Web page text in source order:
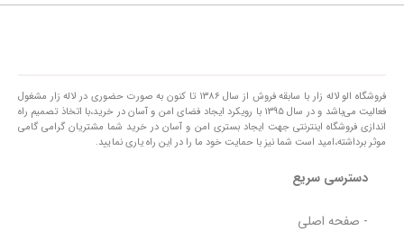
فروشگاه الو لاله زار با سابقه فروش از سال ۱۳۸۶ تا کنون به صورت حضوری در لاله زار مشغول
فعالیت می‌باشد و در سال ۱۳۹۵ با رویکرد ایجاد فضای امن و آسان در خرید،با اتخاذ تصمیم راه
اندازی فروشگاه اینترنتی جهت ایجاد بستری امن و آسان در خرید شما مشتریان گرامی گامی
موثر برداشته،امید است شما نیز با حمایت خود ما را در این راه یاری نمایید.
دسترسی سریع
- صفحه اصلی